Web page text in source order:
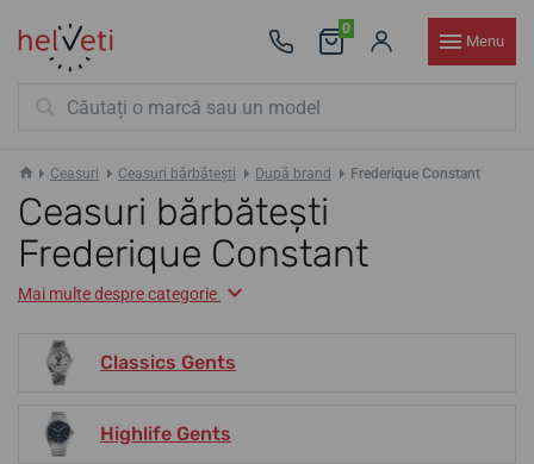
0
Menu
Ceasuri Ceasuri bărbătești După brand Frederique Constant
Ceasuri bărbătești
Frederique Constant
Mai multe despre categorie
Classics Gents
Highlife Gents